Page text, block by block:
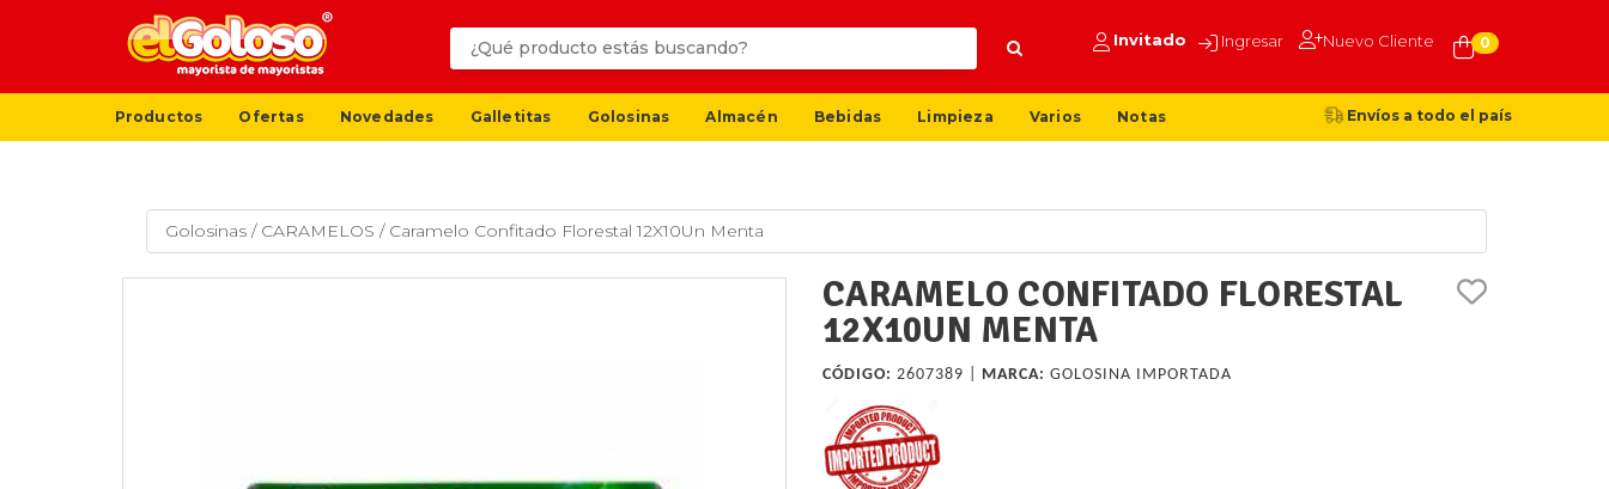
Invitado Ingresar Nuevo Cliente 0
Productos Ofertas Novedades Galletitas Golosinas Almacén Bebidas Limpieza Varios Notas Envíos a todo el país
Golosinas / CARAMELOS / Caramelo Confitado Florestal 12X10Un Menta
CARAMELO CONFITADO FLORESTAL
12X10UN MENTA
CÓDIGO: 2607389 | MARCA: GOLOSINA IMPORTADA